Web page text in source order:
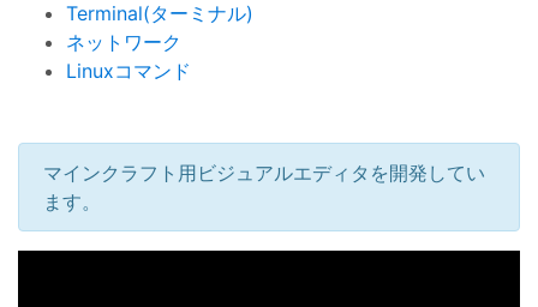
Terminal(ターミナル)
ネットワーク
Linuxコマンド
マインクラフト用ビジュアルエディタを開発してい
ます。